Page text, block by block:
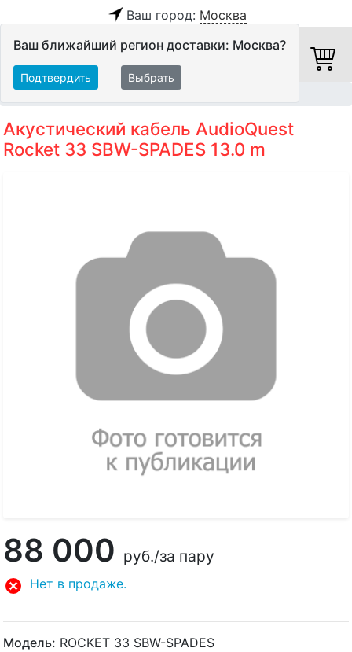
Ваш город: Москва
Ваш ближайший регион доставки: Москва?
Подтвердить Выбрать
Акустический кабель AudioQuest
Rocket 33 SBW-SPADES 13.0 m
88 000 руб./за пару
Нет в продаже.
Модель: ROCKET 33 SBW-SPADES